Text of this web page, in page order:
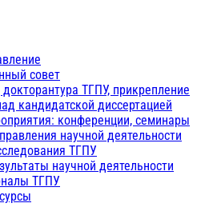
совет
ТГПУ, прикрепление
кандидатской диссертацией
конференции, семинары
научной деятельности
ТГПУ
научной деятельности
ТГПУ